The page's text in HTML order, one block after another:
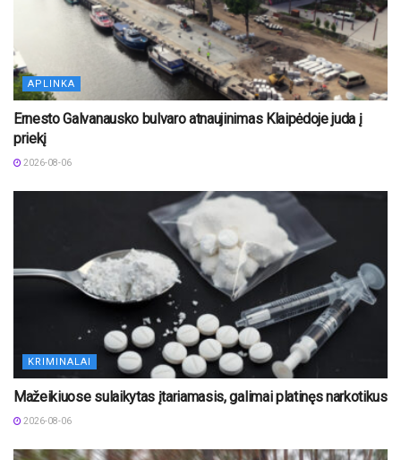
APLINKA
Ernesto Galvanausko bulvaro atnaujinimas Klaipėdoje juda į
priekį
2026-08-06
KRIMINALAI
Mažeikiuose sulaikytas įtariamasis, galimai platinęs narkotikus
2026-08-06